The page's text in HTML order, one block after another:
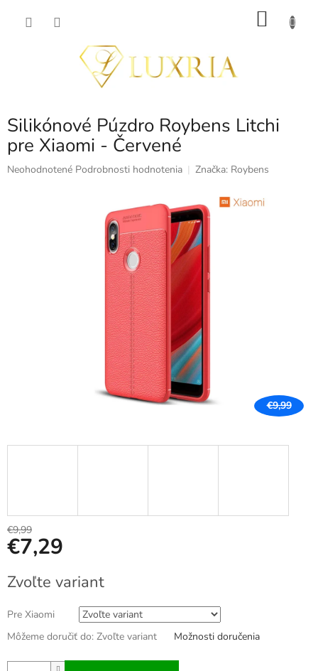
Silikónové Púzdro Roybens Litchi
pre Xiaomi - Červené
Priemerné
Neohodnotené Podrobnosti hodnotenia Značka: Roybens
€9,99
€9,99
€7,29
cena:
Zvoľte variant
Pre Xiaomi
Môžeme doručiť do: Zvoľte variant Možnosti doručenia